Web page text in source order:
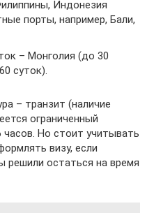
Индонезия
порты, например, Бали,
– Монголия (до 30
суток).
– транзит (наличие
ограниченный
Но стоит учитывать
визу, если
решили остаться на время